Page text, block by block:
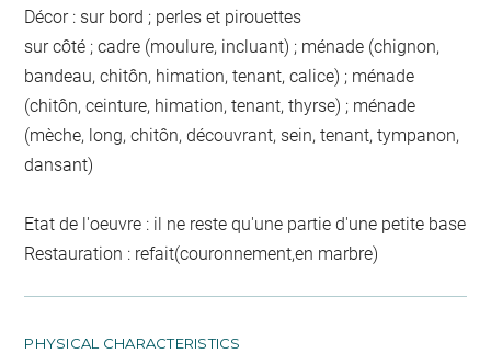
Décor : sur bord ; perles et pirouettes
sur côté ; cadre (moulure, incluant) ; ménade (chignon,
bandeau, chitôn, himation, tenant, calice) ; ménade
(chitôn, ceinture, himation, tenant, thyrse) ; ménade
(mèche, long, chitôn, découvrant, sein, tenant, tympanon,
dansant)
Etat de l'oeuvre : il ne reste qu'une partie d'une petite base
Restauration : refait(couronnement,en marbre)
PHYSICAL CHARACTERISTICS